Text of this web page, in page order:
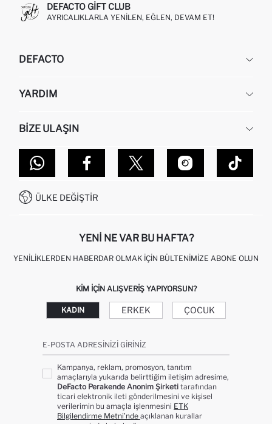
DEFACTO GIFT CLUB
AYRICALIKLARLA YENILEN, EĞLEN, DEVAM ET!
DEFACTO
HAKKIMIZDA
KURUMSAL SATIŞ
DEFACTO TEKNOLOJI
SITEMAP
YARDIM
SIPARIŞIMI NASIL TAKIP EDERIM?
NASIL İADE EDERIM?
GIFT CLUB SIKÇA SORULAN SORULAR
İŞLEM REHBERI
KAMPANYALAR
BIZE ULAŞIN
MAĞAZALARIMIZ
İLETIŞIM FORMU
0850 333 22 86
ÜLKE DEĞIŞTIR
YENI NE VAR BU HAFTA?
YENILIKLERDEN HABERDAR OLMAK İÇIN BÜLTENIMIZE ABONE OLUN
KIM IÇIN ALIŞVERIŞ YAPIYORSUN?
KADIN ERKEK ÇOCUK
E-POSTA ADRESINIZI GIRINIZ
Kampanya, reklam, promosyon, tanıtım
amaçlarıyla yukarıda belirttiğim iletişim adresime,
DeFacto Perakende Anonim Şirketi tarafından
ticari elektronik ileti gönderilmesini ve kişisel
verilerimin bu amaçla işlenmesini ETK
Bilgilendirme Metni’nde açıklanan kurallar